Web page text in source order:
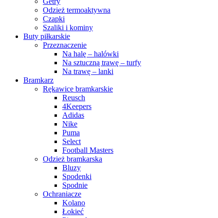
Odzież termoaktywna
Czapki
Szaliki i kominy
Buty piłkarskie
Przeznaczenie
Na halę – halówki
Na sztuczną trawę – turfy
Na trawę – lanki
Bramkarz
Rękawice bramkarskie
Reusch
4Keepers
Adidas
Nike
Puma
Select
Football Masters
Odzież bramkarska
Bluzy
Spodenki
Spodnie
Ochraniacze
Kolano
Łokieć